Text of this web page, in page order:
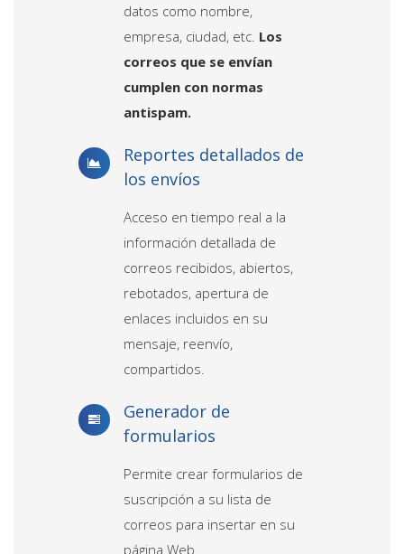
datos como nombre,
empresa, ciudad, etc. Los
correos que se envían
cumplen con normas
antispam.
Reportes detallados de
los envíos
Acceso en tiempo real a la
información detallada de
correos recibidos, abiertos,
rebotados, apertura de
enlaces incluidos en su
mensaje, reenvío,
compartidos.
Generador de
formularios
Permite crear formularios de
suscripción a su lista de
correos para insertar en su
página Web.